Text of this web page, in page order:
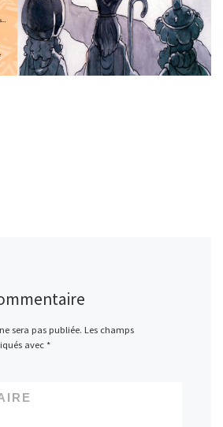
sera pas publiée. Les champs
avec *